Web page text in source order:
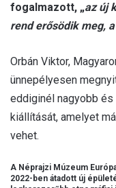
fogalmazott, „az új
rend erősödik meg,
Orbán Viktor,
ünnepélyesen
eddiginél nagyobb
kiállítását, amelyet
vehet.
A Néprajzi Múzeum
2022-ben átadott új